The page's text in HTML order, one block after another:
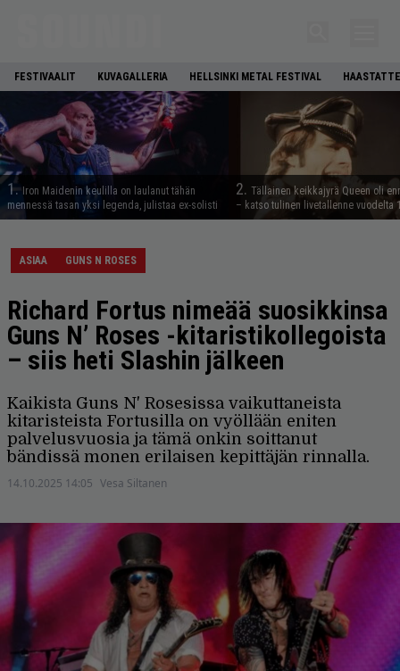
FESTIVAALIT KUVAGALLERIA HELLSINKI METAL FESTIVAL
1. Iron Maidenin keulilla on laulanut tähän
mennessä tasan yksi legenda, julistaa ex-solisti
2. Tällainen keikkajyrä Queen oli
– katso tulinen livetallenne vuodelta
ASIAA GUNS N ROSES
Richard Fortus nimeää suosikkinsa
Guns N’ Roses -kitaristikollegoista
– siis heti Slashin jälkeen
Kaikista Guns N' Rosesissa vaikuttaneista
kitaristeista Fortusilla on vyöllään eniten
palvelusvuosia ja tämä onkin soittanut
bändissä monen erilaisen kepittäjän rinnalla.
14.10.2025 14:05 Vesa Siltanen